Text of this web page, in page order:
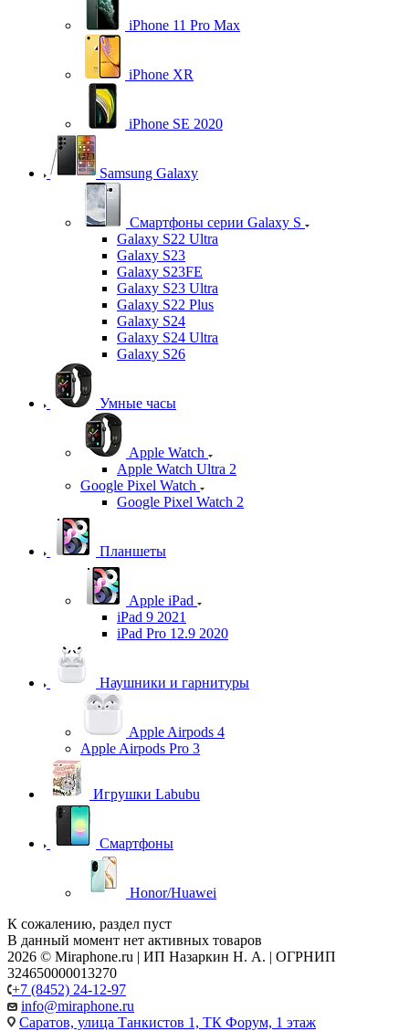
iPhone 11 Pro Max
iPhone XR
iPhone SE 2020
Samsung Galaxy
Смартфоны серии Galaxy S
Galaxy S22 Ultra
Galaxy S23
Galaxy S23FE
Galaxy S23 Ultra
Galaxy S22 Plus
Galaxy S24
Galaxy S24 Ultra
Galaxy S26
Умные часы
Apple Watch
Apple Watch Ultra 2
Google Pixel Watch
Google Pixel Watch 2
Планшеты
Apple iPad
iPad 9 2021
iPad Pro 12.9 2020
Наушники и гарнитуры
Apple Airpods 4
Apple Airpods Pro 3
Игрушки Labubu
Смартфоны
Honor/Huawei
К сожалению, раздел пуст
В данный момент нет активных товаров
2026 © Miraphone.ru | ИП Назаркин Н. А. | ОГРНИП
324650000013270
+7 (8452) 24-12-97
info@miraphone.ru
Саратов, улица Танкистов 1, ТК Форум, 1 этаж